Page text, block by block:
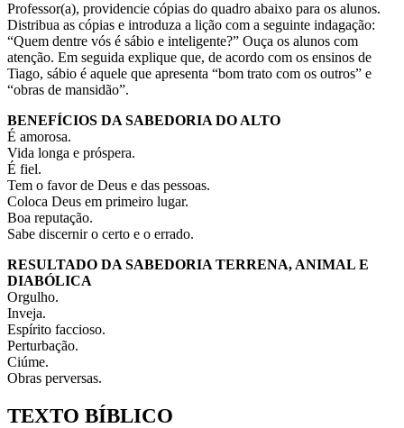
Professor(a), providencie cópias do quadro abaixo para os alunos.
Distribua as cópias e introduza a lição com a seguinte indagação:
“Quem dentre vós é sábio e inteligente?” Ouça os alunos com
atenção. Em seguida explique que, de acordo com os ensinos de
Tiago, sábio é aquele que apresenta “bom trato com os outros” e
“obras de mansidão”.
BENEFÍCIOS DA SABEDORIA DO ALTO
É amorosa.
Vida longa e próspera.
É fiel.
Tem o favor de Deus e das pessoas.
Coloca Deus em primeiro lugar.
Boa reputação.
Sabe discernir o certo e o errado.
RESULTADO DA SABEDORIA TERRENA, ANIMAL E
DIABÓLICA
Orgulho.
Inveja.
Espírito faccioso.
Perturbação.
Ciúme.
Obras perversas.
TEXTO BÍBLICO